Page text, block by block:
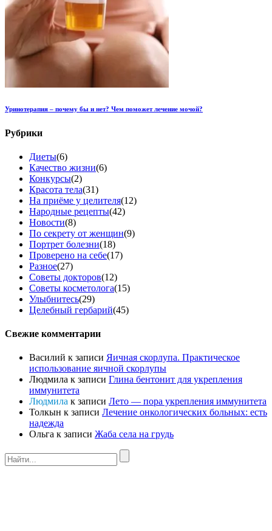
Уринотерапия – почему бы и нет? Чем поможет лечение мочой?
Рубрики
Диеты(6)
Качество жизни(6)
Конкурсы(2)
Красота тела(31)
На приёме у целителя(12)
Народные рецепты(42)
Новости(8)
По секрету от женщин(9)
Портрет болезни(18)
Проверено на себе(17)
Разное(27)
Советы докторов(12)
Советы косметолога(15)
Улыбнитесь(29)
Целебный гербарий(45)
Свежие комментарии
Василий к записи Яичная скорлупа. Практическое
использование яичной скорлупы
Людмила к записи Глина бентонит для укрепления
иммунитета
Людмила к записи Лето — пора укрепления иммунитета
Толкын к записи Лечение онкологических больных: есть
надежда
Ольга к записи Жаба села на грудь